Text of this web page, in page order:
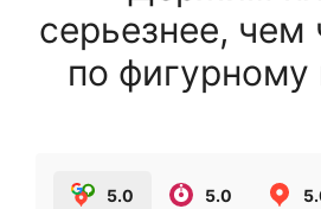
серьезнее,
по фигурному
5.0 5.0